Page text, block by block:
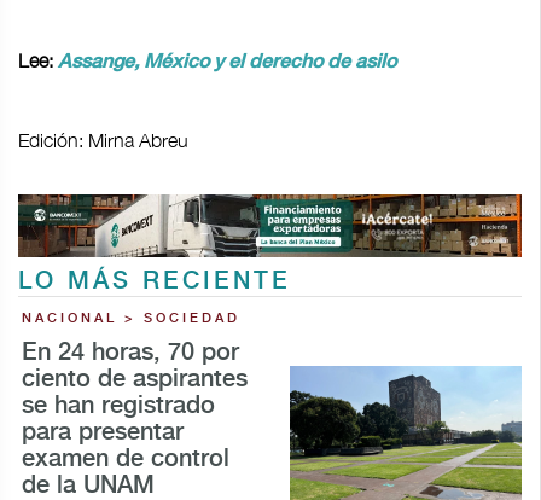
Lee: Assange, México y el derecho de asilo
Edición: Mirna Abreu
LO MÁS RECIENTE
NACIONAL > SOCIEDAD
En 24 horas, 70 por
ciento de aspirantes
se han registrado
para presentar
examen de control
de la UNAM